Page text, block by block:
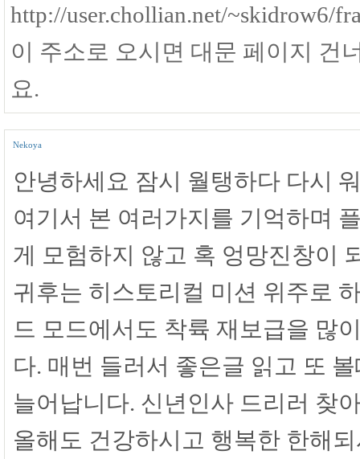
http://user.chollian.net/~skidrow6/
이 주소로 오시면 대문 페이지 건
요.
Nekoya
안녕하세요 잠시 월탱하다 다시
여기서 본 여러가지를 기억하며
게 모험하지 않고 혹 엉망진창이
귀후는 히스토리컬 미션 위주로
드 모드에서도 착륙 재보급을 많
다. 매번 들러서 좋은글 읽고 또
늘어납니다. 신년인사 드리러 찾
올해도 건강하시고 행복한 한해